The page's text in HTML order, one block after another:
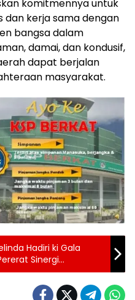
komitmennya untuk
kerja sama dengan
bangsa dalam
damai, dan kondusif,
dapat berjalan
masyarakat.
Hadiri ki Gala
Sinergi